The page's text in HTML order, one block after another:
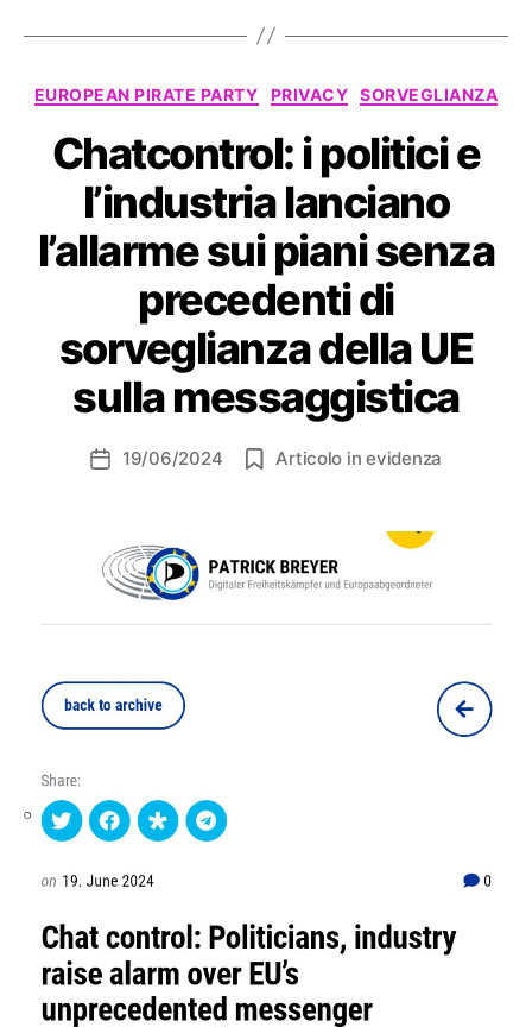
Categorie
EUROPEAN PIRATE PARTY PRIVACY SORVEGLIANZA
Chatcontrol: i politici e
l’industria lanciano
l’allarme sui piani senza
precedenti di
sorveglianza della UE
sulla messaggistica
Data19/06/2024 Articolo in evidenza